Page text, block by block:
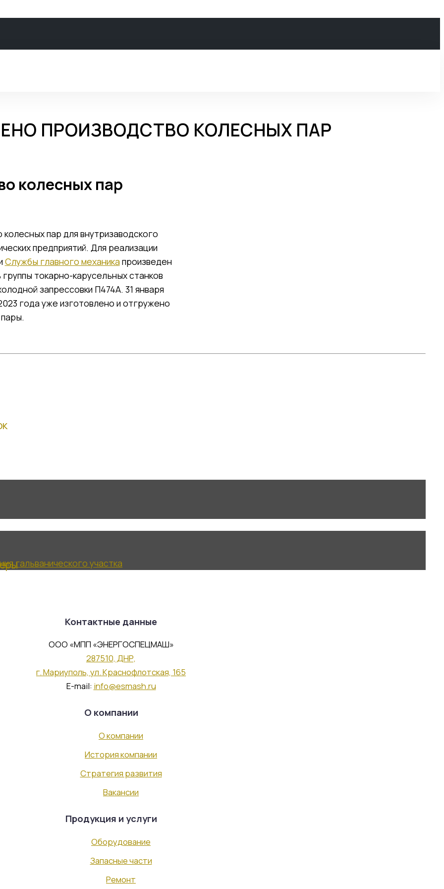
ПРОИЗВОДСТВО КОЛЕСНЫХ ПАР
колесных пар
пар для внутризаводского
предприятий. Для реализации
Службы главного механикапроизведен
токарно-карусельных станков
запрессовки П474А. 31 января
года уже изготовлено и отгружено
гальванического участка
Контактные данные
ООО «МПП «ЭНЕРГОСПЕЦМАШ»
287510, ДНР,
г. Мариуполь, ул. Краснофлотская, 165
E-mail: info@esmash.ru
О компании
О компании
История компании
Стратегия развития
Вакансии
Продукция и услуги
Оборудование
Запасные части
Ремонт